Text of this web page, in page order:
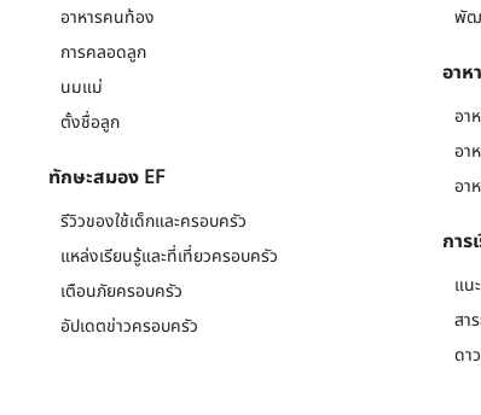
อาหารคนท้อง
การคลอดลูก
นมแม่
ตั้งชื่อลูก
ทักษะสมอง EF
รีวิวของใช้เด็กและครอบครัว
แหล่งเรียนรู้และที่เที่ยวครอบครัว
เตือนภัยครอบครัว
อัปเดตข่าวครอบครัว
พัฒ
อาห
อา
อา
อา
การ
แน
สา
ดา